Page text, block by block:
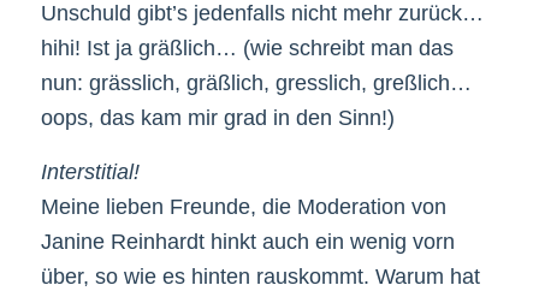
Unschuld gibt’s jedenfalls nicht mehr zurück…
hihi! Ist ja gräßlich… (wie schreibt man das
nun: grässlich, gräßlich, gresslich, greßlich…
oops, das kam mir grad in den Sinn!)
Interstitial!
Meine lieben Freunde, die Moderation von
Janine Reinhardt hinkt auch ein wenig vorn
über, so wie es hinten rauskommt. Warum hat